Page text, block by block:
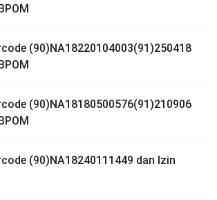
(90)NA18220104003(91)250418
(90)NA18180500576(91)210906
(90)NA18240111449 dan Izin